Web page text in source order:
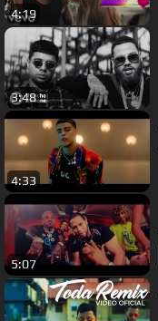
4:19
3:48
4:33
5:07